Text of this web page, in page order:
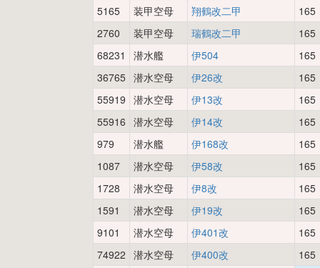
5165
装甲空母 翔鶴改二甲
165
2760
装甲空母 瑞鶴改二甲
165
68231
潜水艦 伊504
165
36765 潜水空母 伊26改
165
55919 潜水空母 伊13改
165
55916 潜水空母 伊14改
165
979
潜水艦 伊168改
165
1087
潜水空母 伊58改
165
1728
潜水空母 伊8改
165
1591
潜水空母 伊19改
165
9101
潜水空母 伊401改
165
74922 潜水空母 伊400改
165